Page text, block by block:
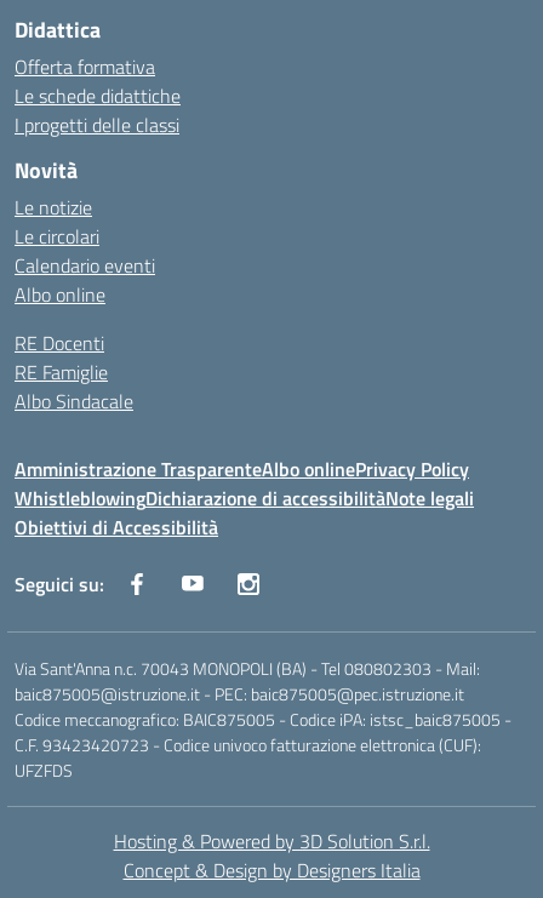
Didattica
Offerta formativa
Le schede didattiche
I progetti delle classi
Novità
Le notizie
Le circolari
Calendario eventi
Albo online
RE Docenti
RE Famiglie
Albo Sindacale
Amministrazione TrasparenteAlbo onlinePrivacy Policy
WhistleblowingDichiarazione di accessibilitàNote legali
Obiettivi di Accessibilità
Seguici su:
Via Sant'Anna n.c. 70043 MONOPOLI (BA) - Tel 080802303 - Mail:
baic875005@istruzione.it - PEC: baic875005@pec.istruzione.it
Codice meccanografico: BAIC875005 - Codice iPA: istsc_baic875005 -
C.F. 93423420723 - Codice univoco fatturazione elettronica (CUF):
UFZFDS
Hosting & Powered by 3D Solution S.r.l.
Concept & Design by Designers Italia